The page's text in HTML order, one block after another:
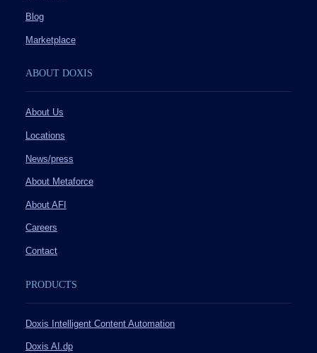
Blog
Marketplace
ABOUT DOXIS
About Us
Locations
News/press
About Metaforce
About AFI
Careers
Contact
PRODUCTS
Doxis Intelligent Content Automation
Doxis AI.dp